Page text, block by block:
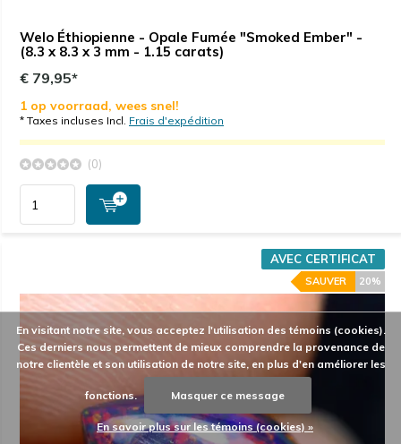
Welo Éthiopienne - Opale Fumée "Smoked Ember" -
(8.3 x 8.3 x 3 mm - 1.15 carats)
€ 79,95*
1 op voorraad, wees snel!
* Taxes incluses Incl. Frais d'expédition
(0)
AVEC CERTIFICAT
20%
SAUVER
En visitant notre site, vous acceptez l'utilisation des témoins (cookies).
Ces derniers nous permettent de mieux comprendre la provenance de
notre clientèle et son utilisation de notre site, en plus d'en améliorer les
fonctions. Masquer ce message
En savoir plus sur les témoins (cookies) »